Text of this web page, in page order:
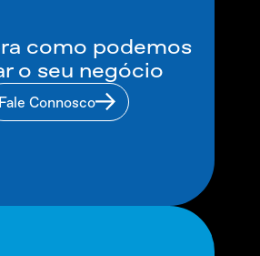
como podemos
o seu negócio
Fale Connosco